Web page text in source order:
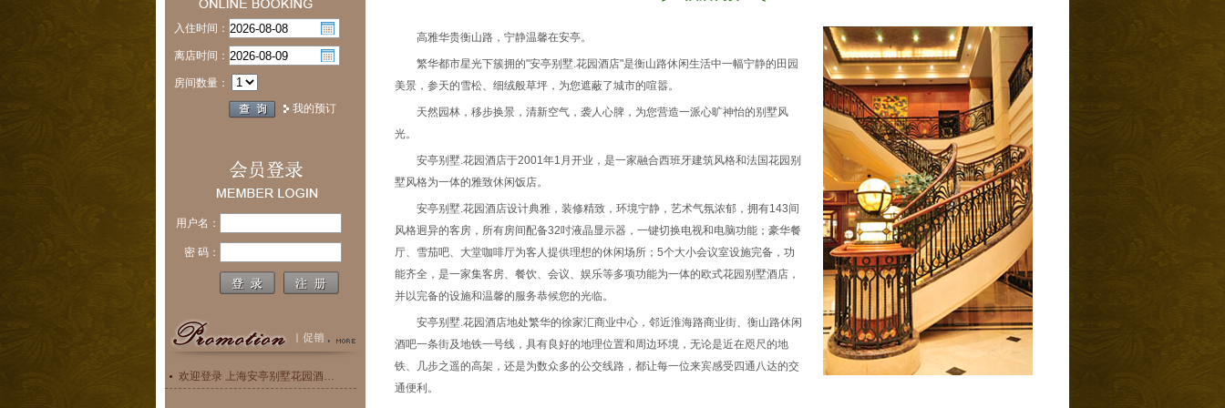
入住时间：
离店时间：
房间数量：
我的预订
用户名：
密 码：
欢迎登录 上海安亭别墅花园酒店 [Passport:P0802011225CE1E25] 网络营销系统, 祝您工作愉快! 您上次登入时间 : [2014/01/20 16:01:12]
高雅华贵衡山路，宁静温馨在安亭。
繁华都市星光下簇拥的"安亭别墅.花园酒店"是衡山路休闲生活中一幅宁静的田园
美景，参天的雪松、细绒般草坪，为您遮蔽了城市的喧嚣。
天然园林，移步换景，清新空气，袭人心脾，为您营造一派心旷神怡的别墅风
光。
安亭别墅.花园酒店于2001年1月开业，是一家融合西班牙建筑风格和法国花园别
墅风格为一体的雅致休闲饭店。
安亭别墅.花园酒店设计典雅，装修精致，环境宁静，艺术气氛浓郁，拥有143间
风格迥异的客房，所有房间配备32吋液晶显示器，一键切换电视和电脑功能；豪华餐
厅、雪茄吧、大堂咖啡厅为客人提供理想的休闲场所；5个大小会议室设施完备，功
能齐全，是一家集客房、餐饮、会议、娱乐等多项功能为一体的欧式花园别墅酒店，
并以完备的设施和温馨的服务恭候您的光临。
安亭别墅.花园酒店地处繁华的徐家汇商业中心，邻近淮海路商业街、衡山路休闲
酒吧一条街及地铁一号线，具有良好的地理位置和周边环境，无论是近在咫尺的地
铁、几步之遥的高架，还是为数众多的公交线路，都让每一位来宾感受四通八达的交
通便利。